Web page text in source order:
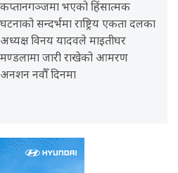
कप्तानगञ्जमा भएको हिंसात्मक
घटनाको सन्दर्भमा राष्ट्रिय एकता दलका
अध्यक्ष विनय यादवले माइतीघर
मण्डलामा जारी राखेको आमरण
अनशन नवौँ दिनमा